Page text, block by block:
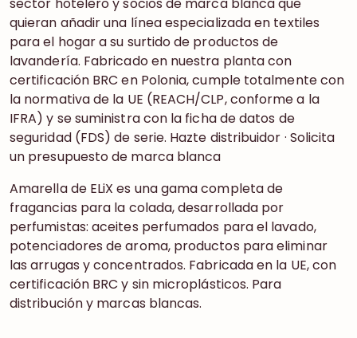
quieran añadir una línea especializada en textiles
para el hogar a su surtido de productos de
lavandería. Fabricado en nuestra planta con
certificación BRC en Polonia, cumple totalmente con
la normativa de la UE (REACH/CLP, conforme a la
IFRA) y se suministra con la ficha de datos de
seguridad (FDS) de serie. Hazte distribuidor · Solicita
un presupuesto de marca blanca
Amarella de ELiX es una gama completa de
fragancias para la colada, desarrollada por
perfumistas: aceites perfumados para el lavado,
potenciadores de aroma, productos para eliminar
las arrugas y concentrados. Fabricada en la UE, con
certificación BRC y sin microplásticos. Para
distribución y marcas blancas.